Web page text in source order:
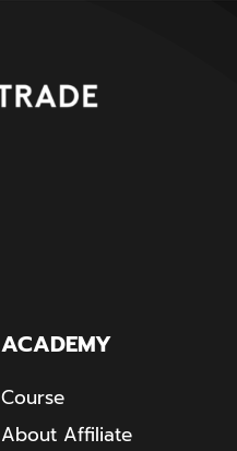
ACADEMY
Course
About Affiliate